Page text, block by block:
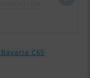
C65